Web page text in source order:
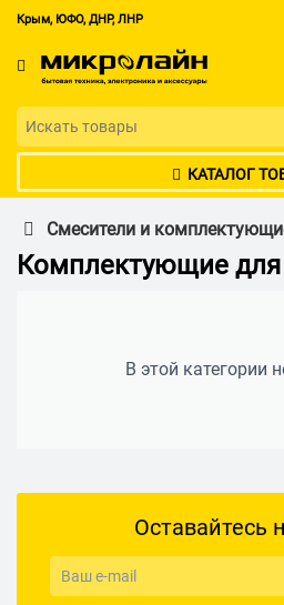
Крым, ЮФО, ДНР, ЛНР
КАТАЛОГ
Смесители и
Комплектующие
В этой категории
Оставайтесь